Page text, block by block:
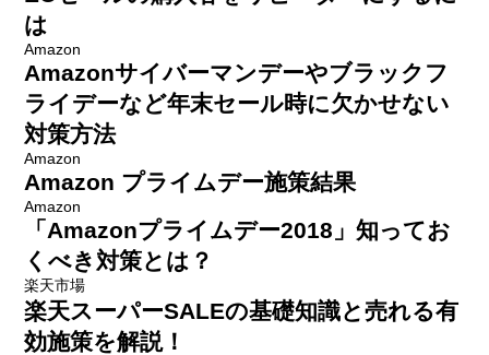
は
Amazon
Amazonサイバーマンデーやブラックフ
ライデーなど年末セール時に欠かせない
対策方法
Amazon
Amazon プライムデー施策結果
Amazon
「Amazonプライムデー2018」知ってお
くべき対策とは？
楽天市場
楽天スーパーSALEの基礎知識と売れる有
効施策を解説！